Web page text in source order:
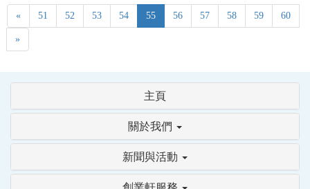
« 51 52 53 54 55 56 57 58 59 60
»
主頁
關於我們
新聞與活動